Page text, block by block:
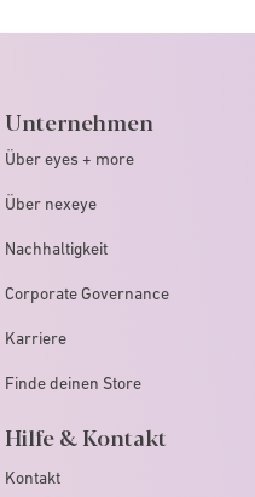
Unternehmen
Über eyes + more
Über nexeye
Nachhaltigkeit
Corporate Governance
Karriere
Finde deinen Store
Hilfe & Kontakt
Kontakt